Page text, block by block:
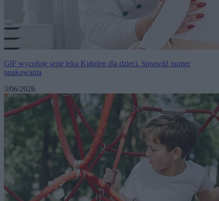
GIF wycofuje serię leku Kidofen dla dzieci. Sprawdź numer
opakowania
3/06/2026